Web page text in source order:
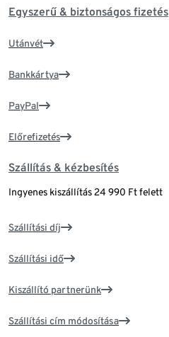
Egyszerű & biztonságos fizetés
Utánvét
Bankkártya
PayPal
Előrefizetés
Szállítás & kézbesítés
Ingyenes kiszállítás 24 990 Ft felett
Szállítási díj
Szállítási idő
Kiszállító partnerünk
Szállítási cím módosítása